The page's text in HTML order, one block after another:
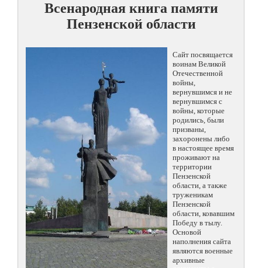
Всенародная книга памяти
Пензенской области
Сайт посвящается
воинам Великой
Отечественной
войны,
вернувшимся и не
вернувшимся с
войны, которые
родились, были
призваны,
захоронены либо
в настоящее время
проживают на
территории
Пензенской
области, а также
труженикам
Пензенской
области, ковавшим
Победу в тылу.
Основой
наполнения сайта
являются военные
архивные